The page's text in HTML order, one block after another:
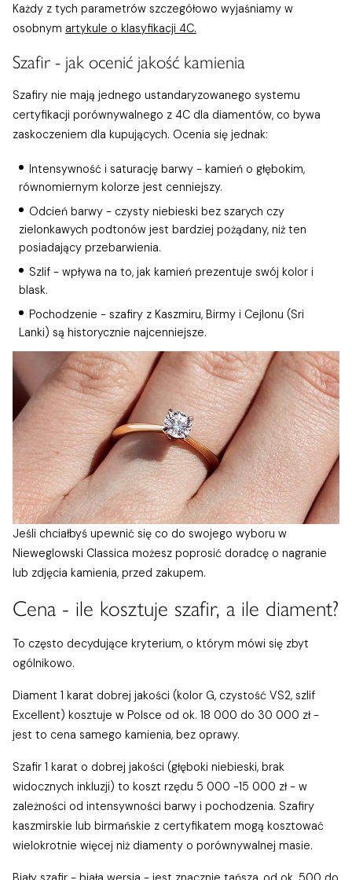
Każdy z tych parametrów szczegółowo wyjaśniamy w
osobnym artykule o klasyfikacji 4C.
Szafir - jak ocenić jakość kamienia
Szafiry nie mają jednego ustandaryzowanego systemu
certyfikacji porównywalnego z 4C dla diamentów, co bywa
zaskoczeniem dla kupujących. Ocenia się jednak:
Intensywność i saturację barwy - kamień o głębokim,
równomiernym kolorze jest cenniejszy.
Odcień barwy - czysty niebieski bez szarych czy
zielonkawych podtonów jest bardziej pożądany, niż ten
posiadający przebarwienia.
Szlif - wpływa na to, jak kamień prezentuje swój kolor i
blask.
Pochodzenie - szafiry z Kaszmiru, Birmy i Cejlonu (Sri
Lanki) są historycznie najcenniejsze.
Jeśli chciałbyś upewnić się co do swojego wyboru w
Nieweglowski Classica możesz poprosić doradcę o nagranie
lub zdjęcia kamienia, przed zakupem.
Cena - ile kosztuje szafir, a ile diament?
To często decydujące kryterium, o którym mówi się zbyt
ogólnikowo.
Diament 1 karat dobrej jakości (kolor G, czystość VS2, szlif
Excellent) kosztuje w Polsce od ok. 18 000 do 30 000 zł -
jest to cena samego kamienia, bez oprawy.
Szafir 1 karat o dobrej jakości (głęboki niebieski, brak
widocznych inkluzji) to koszt rzędu 5 000 -15 000 zł - w
zależności od intensywności barwy i pochodzenia. Szafiry
kaszmirskie lub birmańskie z certyfikatem mogą kosztować
wielokrotnie więcej niż diamenty o porównywalnej masie.